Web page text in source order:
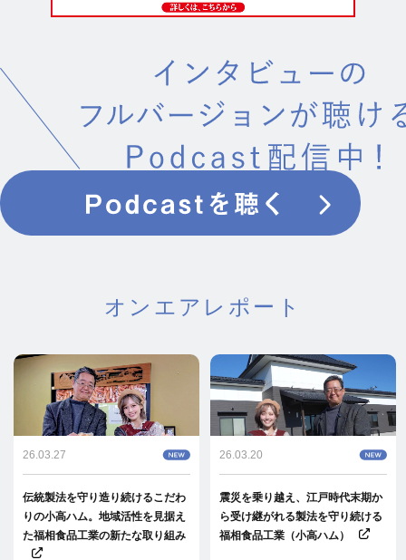
オンエアレポート
26.03.27
伝統製法を守り造り続けるこだわ
りの小高ハム。地域活性を見据え
た福相食品工業の新たな取り組み
26.03.20
震災を乗り越え、江戸時代末期か
ら受け継がれる製法を守り続ける
福相食品工業（小高ハム）